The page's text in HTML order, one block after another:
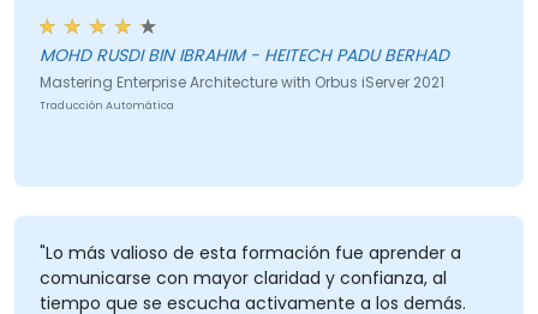
MOHD RUSDI BIN IBRAHIM - HEITECH PADU BERHAD
Mastering Enterprise Architecture with Orbus iServer 2021
Traducción Automática
"Lo más valioso de esta formación fue aprender a
comunicarse con mayor claridad y confianza, al
tiempo que se escucha activamente a los demás.